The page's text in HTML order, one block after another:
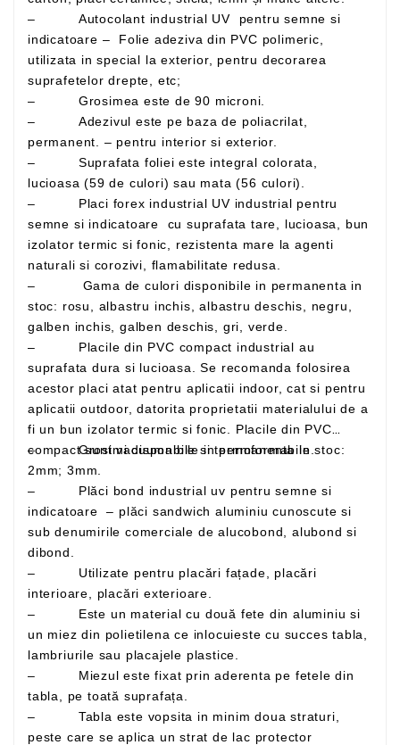
– Autocolant industrial UV pentru semne si
indicatoare – Folie adeziva din PVC polimeric,
utilizata in special la exterior, pentru decorarea
suprafetelor drepte, etc;
– Grosimea este de 90 microni.
– Adezivul este pe baza de poliacrilat,
permanent. – pentru interior si exterior.
– Suprafata foliei este integral colorata,
lucioasa (59 de culori) sau mata (56 culori).
– Placi forex industrial UV industrial pentru
semne si indicatoare cu suprafata tare, lucioasa, bun
izolator termic si fonic, rezistenta mare la agenti
naturali si corozivi, flamabilitate redusa.
– Gama de culori disponibile in permanenta in
stoc: rosu, albastru inchis, albastru deschis, negru,
galben inchis, galben deschis, gri, verde.
– Placile din PVC compact industrial au
suprafata dura si lucioasa. Se recomanda folosirea
acestor placi atat pentru aplicatii indoor, cat si pentru
aplicatii outdoor, datorita proprietatii materialului de a
fi un bun izolator termic si fonic. Placile din PVC
compact sunt vacuumabile si termoformabile.
– Grosimi disponibile in permanenta in stoc:
2mm; 3mm.
– Plăci bond industrial uv pentru semne si
indicatoare – plăci sandwich aluminiu cunoscute si
sub denumirile comerciale de alucobond, alubond si
dibond.
– Utilizate pentru placări fațade, placări
interioare, placări exterioare.
– Este un material cu două fete din aluminiu si
un miez din polietilena ce inlocuieste cu succes tabla,
lambriurile sau placajele plastice.
– Miezul este fixat prin aderenta pe fetele din
tabla, pe toată suprafața.
– Tabla este vopsita in minim doua straturi,
peste care se aplica un strat de lac protector